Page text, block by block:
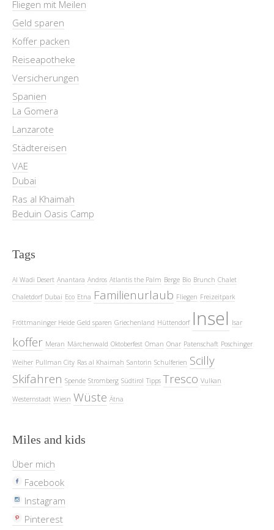
Fliegen mit Meilen
Geld sparen
Koffer packen
Reiseapotheke
Versicherungen
Spanien
La Gomera
Lanzarote
Städtereisen
VAE
Dubai
Ras al Khaimah
Beduin Oasis Camp
Tags
Al Wadi Desert Anantara Andros Atlantis the Palm Berge Bio Brunch Chalet
Chaletdorf Dubai Eco Etna Familienurlaub Fliegen Freizeitpark
Fröttmaninger Heide Geld sparen Griechenland Hüttendorf Insel Isar
koffer Meran Märchenwald Oktoberfest Oman Onar Patenschaft Poschinger
Weiher Pullman City Ras al Khaimah Santorin Schulferien Scilly
Skifahren Spende Stromberg Südtirol Tipps Tresco Vulkan
Westernstadt Wiesn Wüste Ätna
Miles and kids
Über mich
Facebook
Instagram
Pinterest